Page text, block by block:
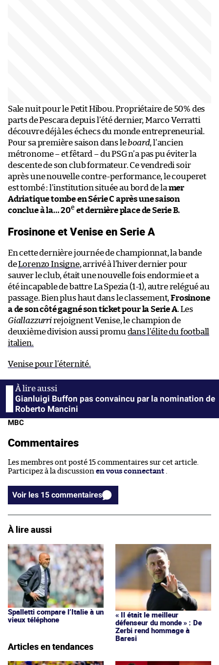
Sale nuit pour le Petit Hibou. Propriétaire de 50% des
parts de Pescara depuis l’été dernier, Marco Verratti
découvre déjà les échecs du monde entrepreneurial.
Pour sa première saison dans leboard, l’ancien
métronome – et fêtard – du PSG n’a pas pu éviter la
descente de son club formateur. Ce vendredi soir
après une nouvelle contre-performance, le couperet
est tombé : l’institution située au bord de la mer
Adriatique tombe en Série C après une saison
conclue à la… 20e et dernière place de Serie B.
Frosinone et Venise en Serie A
En cette dernière journée de championnat, la bande
deLorenzo Insigne, arrivé à l’hiver dernier pour
sauver le club, était une nouvelle fois endormie et a
été incapable de battre La Spezia (1-1), autre relégué au
passage. Bien plus haut dans le classement,Frosinone
a de son côté gagné son ticket pour la Serie A. Les
Giallazzurrirejoignent Venise, le champion de
deuxième division aussi promu dans l’élite du football
italien.
Venise pour l’éternité.
Gianluigi Buffon pas convaincu par la nomination de
Roberto Mancini
MBC
Commentaires
Les membres ont posté 15 commentaires sur cet article.
Participez à la discussion en vous connectant
Voir les 15 commentaires
À lire aussi
Spalletti compare l’Italie à un
vieux téléphone
« Il était le meilleur
défenseur du monde » : De
Zerbi rend hommage à
Baresi
Articles en tendances